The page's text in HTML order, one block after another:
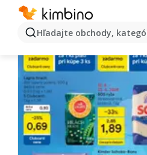
Hľadajte obchody,